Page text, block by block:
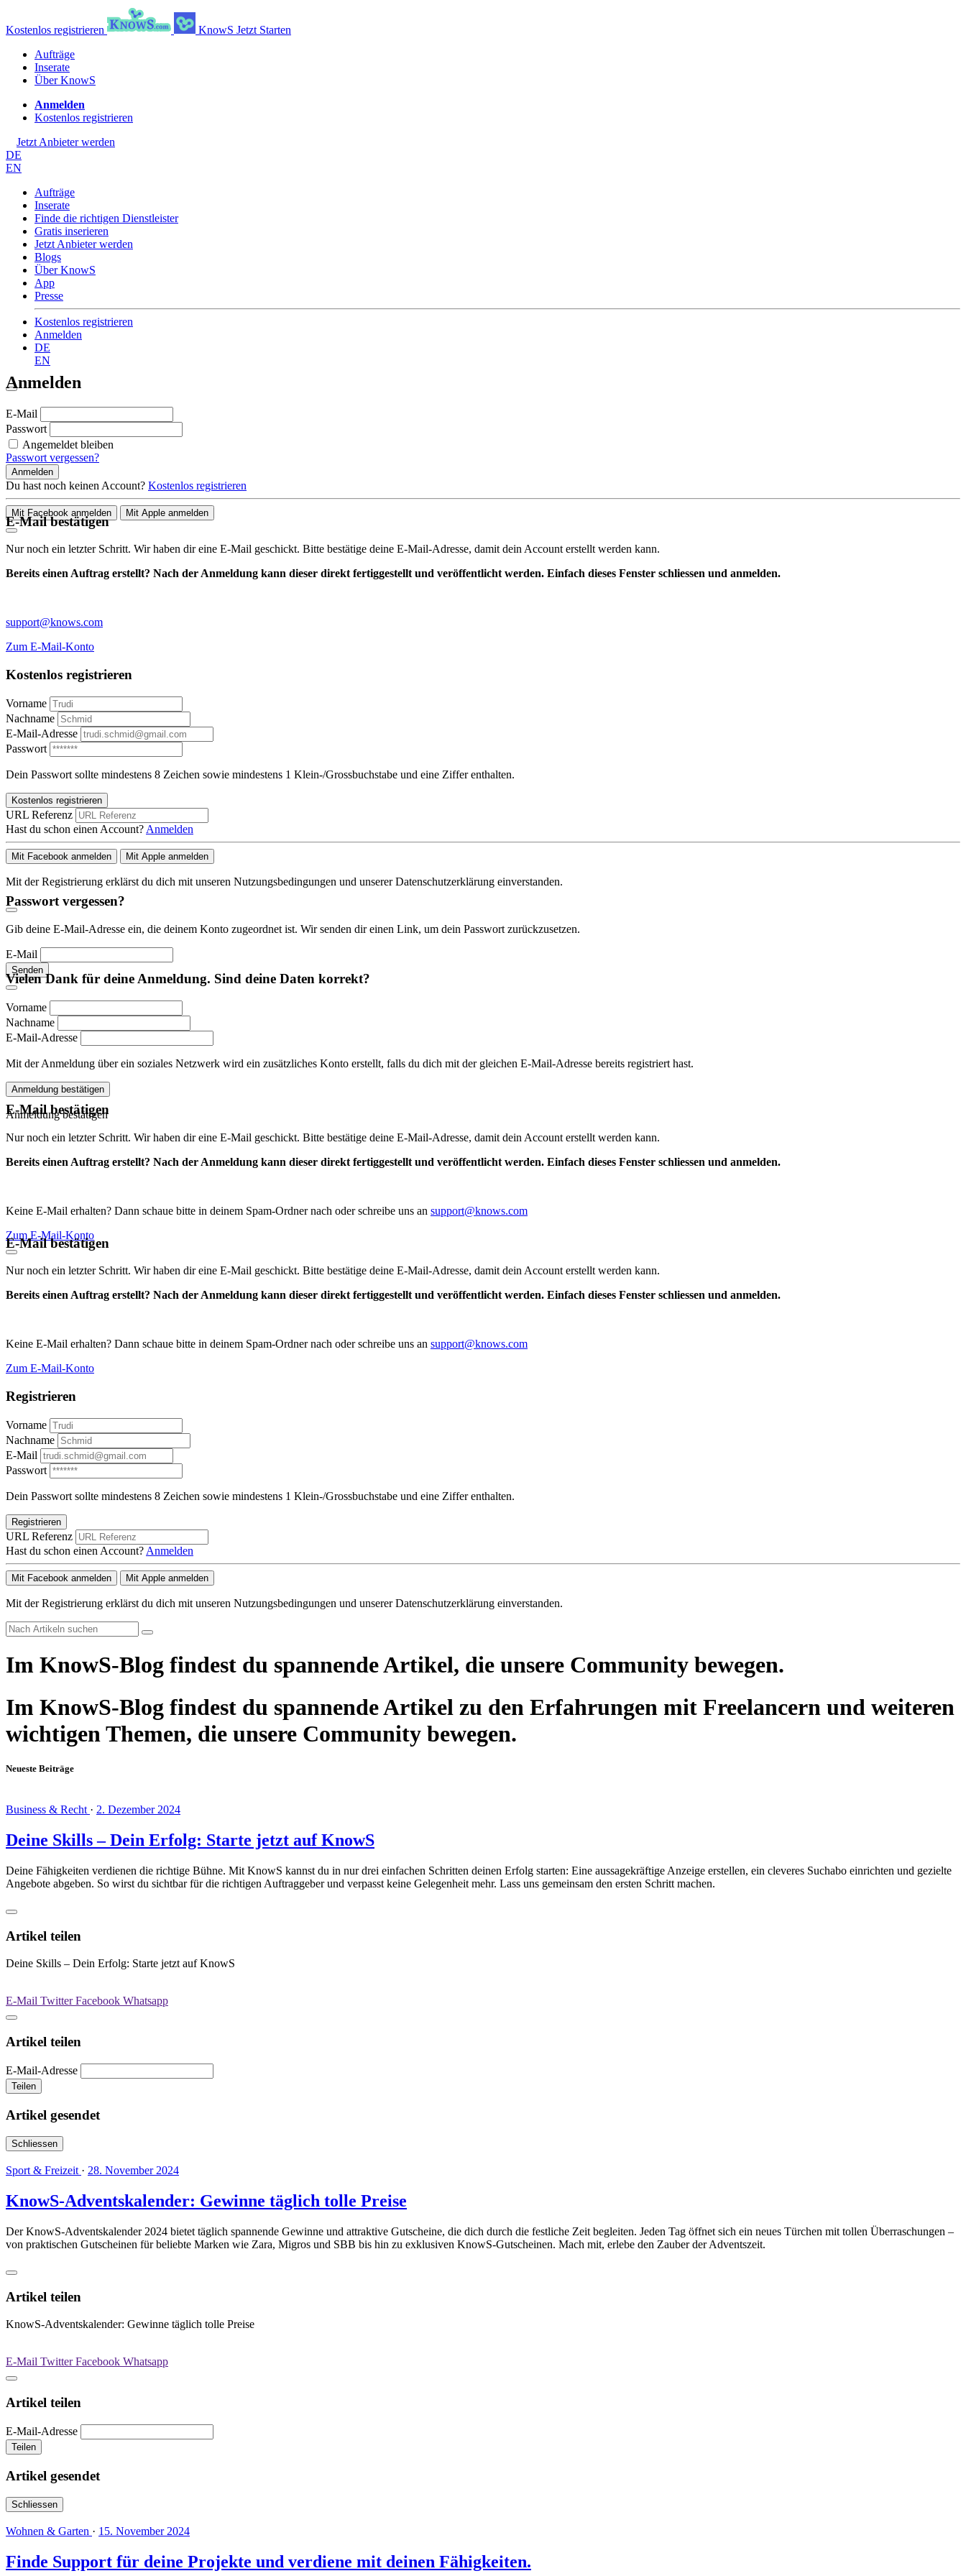
Kostenlos registrieren KnowS Jetzt Starten
Aufträge
Inserate
Über KnowS
Anmelden
Kostenlos registrieren
Jetzt Anbieter werden
DE
EN
Aufträge
Inserate
Finde die richtigen Dienstleister
Gratis inserieren
Jetzt Anbieter werden
Blogs
Über KnowS
App
Presse
Kostenlos registrieren
Anmelden
DE
EN
Anmelden
E-Mail
Passwort
Angemeldet bleiben
Passwort vergessen?
Anmelden
Du hast noch keinen Account? Kostenlos registrieren
Mit Facebook anmelden Mit Apple anmelden
E-Mail bestätigen
Nur noch ein letzter Schritt. Wir haben dir eine E-Mail geschickt. Bitte bestätige deine E-Mail-Adresse, damit dein Account erstellt werden kann.
Bereits einen Auftrag erstellt? Nach der Anmeldung kann dieser direkt fertiggestellt und veröffentlicht werden. Einfach dieses Fenster schliessen und anmelden.
support@knows.com
Zum E-Mail-Konto
Kostenlos registrieren
Vorname
Nachname
E-Mail-Adresse
Passwort
Dein Passwort sollte mindestens 8 Zeichen sowie mindestens 1 Klein-/Grossbuchstabe und eine Ziffer enthalten.
Kostenlos registrieren
URL Referenz
Hast du schon einen Account? Anmelden
Mit Facebook anmelden Mit Apple anmelden
Mit der Registrierung erklärst du dich mit unseren Nutzungsbedingungen und unserer Datenschutzerklärung einverstanden.
Passwort vergessen?
Gib deine E-Mail-Adresse ein, die deinem Konto zugeordnet ist. Wir senden dir einen Link, um dein Passwort zurückzusetzen.
E-Mail
Senden
Vielen Dank für deine Anmeldung. Sind deine Daten korrekt?
Vorname
Nachname
E-Mail-Adresse
Mit der Anmeldung über ein soziales Netzwerk wird ein zusätzliches Konto erstellt, falls du dich mit der gleichen E-Mail-Adresse bereits registriert hast.
Anmeldung bestätigen
Anmeldung bestätigen
E-Mail bestätigen
Nur noch ein letzter Schritt. Wir haben dir eine E-Mail geschickt. Bitte bestätige deine E-Mail-Adresse, damit dein Account erstellt werden kann.
Bereits einen Auftrag erstellt? Nach der Anmeldung kann dieser direkt fertiggestellt und veröffentlicht werden. Einfach dieses Fenster schliessen und anmelden.
Keine E-Mail erhalten? Dann schaue bitte in deinem Spam-Ordner nach oder schreibe uns an support@knows.com
Zum E-Mail-Konto
E-Mail bestätigen
Nur noch ein letzter Schritt. Wir haben dir eine E-Mail geschickt. Bitte bestätige deine E-Mail-Adresse, damit dein Account erstellt werden kann.
Bereits einen Auftrag erstellt? Nach der Anmeldung kann dieser direkt fertiggestellt und veröffentlicht werden. Einfach dieses Fenster schliessen und anmelden.
Keine E-Mail erhalten? Dann schaue bitte in deinem Spam-Ordner nach oder schreibe uns an support@knows.com
Zum E-Mail-Konto
Registrieren
Vorname
Nachname
E-Mail
Passwort
Dein Passwort sollte mindestens 8 Zeichen sowie mindestens 1 Klein-/Grossbuchstabe und eine Ziffer enthalten.
Registrieren
URL Referenz
Hast du schon einen Account? Anmelden
Mit Facebook anmelden Mit Apple anmelden
Mit der Registrierung erklärst du dich mit unseren Nutzungsbedingungen und unserer Datenschutzerklärung einverstanden.
Im KnowS-Blog findest du spannende Artikel, die unsere Community bewegen.
Im KnowS-Blog findest du spannende Artikel zu den Erfahrungen mit Freelancern und weiteren
wichtigen Themen, die unsere Community bewegen.
Neueste Beiträge
Business & Recht · 2. Dezember 2024
Deine Skills – Dein Erfolg: Starte jetzt auf KnowS
Deine Fähigkeiten verdienen die richtige Bühne. Mit KnowS kannst du in nur drei einfachen Schritten deinen Erfolg starten: Eine aussagekräftige Anzeige erstellen, ein cleveres Suchabo einrichten und gezielte
Angebote abgeben. So wirst du sichtbar für die richtigen Auftraggeber und verpasst keine Gelegenheit mehr. Lass uns gemeinsam den ersten Schritt machen.
Artikel teilen
Deine Skills – Dein Erfolg: Starte jetzt auf KnowS
E-Mail TwitterFacebook Whatsapp
Artikel teilen
E-Mail-Adresse
Teilen
Artikel gesendet
Schliessen
Sport & Freizeit · 28. November 2024
KnowS-Adventskalender: Gewinne täglich tolle Preise
Der KnowS-Adventskalender 2024 bietet täglich spannende Gewinne und attraktive Gutscheine, die dich durch die festliche Zeit begleiten. Jeden Tag öffnet sich ein neues Türchen mit tollen Überraschungen –
von praktischen Gutscheinen für beliebte Marken wie Zara, Migros und SBB bis hin zu exklusiven KnowS-Gutscheinen. Mach mit, erlebe den Zauber der Adventszeit.
Artikel teilen
KnowS-Adventskalender: Gewinne täglich tolle Preise
E-Mail TwitterFacebook Whatsapp
Artikel teilen
E-Mail-Adresse
Teilen
Artikel gesendet
Schliessen
Wohnen & Garten · 15. November 2024
Finde Support für deine Projekte und verdiene mit deinen Fähigkeiten.